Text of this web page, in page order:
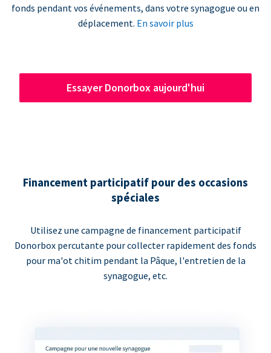
fonds pendant vos événements, dans votre synagogue ou en
déplacement. En savoir plus
Essayer Donorbox aujourd'hui
Financement participatif pour des occasions
spéciales
Utilisez une campagne de financement participatif
Donorbox percutante pour collecter rapidement des fonds
pour ma'ot chitim pendant la Pâque, l'entretien de la
synagogue, etc.